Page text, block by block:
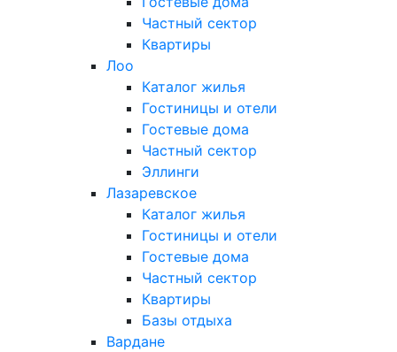
Частный сектор
Квартиры
Лоо
Каталог жилья
Гостиницы и отели
Гостевые дома
Частный сектор
Эллинги
Лазаревское
Каталог жилья
Гостиницы и отели
Гостевые дома
Частный сектор
Квартиры
Базы отдыха
Вардане